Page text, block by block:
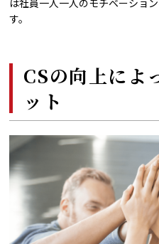
す。
CSの向上によ
ット